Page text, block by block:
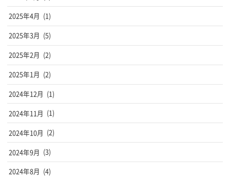
2025年4月 (1)
2025年3月 (5)
2025年2月 (2)
2025年1月 (2)
2024年12月 (1)
2024年11月 (1)
2024年10月 (2)
2024年9月 (3)
2024年8月 (4)